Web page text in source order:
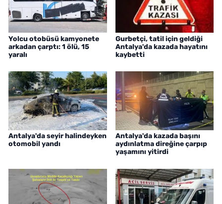
Yolcu otobüsü kamyonete
arkadan çarptı: 1 ölü, 15
yaralı
Gurbetçi, tatil için geldiği
Antalya'da kazada hayatını
kaybetti
Antalya'da seyir halindeyken
otomobil yandı
Antalya'da kazada başını
aydınlatma direğine çarpıp
yaşamını yitirdi